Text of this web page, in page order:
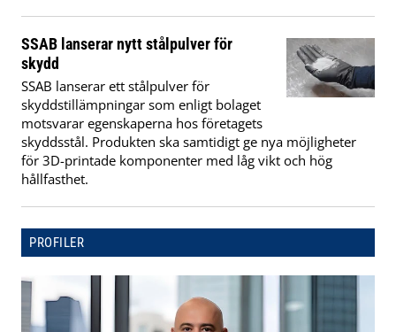
SSAB lanserar nytt stålpulver för
skydd
SSAB lanserar ett stålpulver för
skyddstillämpningar som enligt bolaget
motsvarar egenskaperna hos företagets
skyddsstål. Produkten ska samtidigt ge nya möjligheter
för 3D-printade komponenter med låg vikt och hög
hållfasthet.
PROFILER